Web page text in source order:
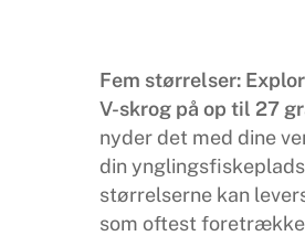
Fem størrelser:
V-skrog på op til 27
nyder det med dine
din
størrelserne kan
som oftest